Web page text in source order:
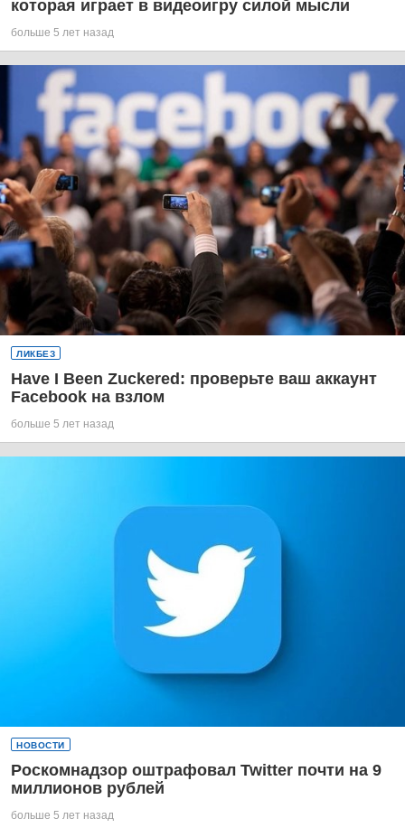
которая играет в видеоигру силой мысли
больше 5 лет назад
ЛИКБЕЗ
Have I Been Zuckered: проверьте ваш аккаунт
Facebook на взлом
больше 5 лет назад
НОВОСТИ
Роскомнадзор оштрафовал Twitter почти на 9
миллионов рублей
больше 5 лет назад